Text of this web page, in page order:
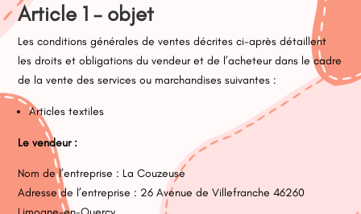
Article 1 – objet
Les conditions générales de ventes décrites ci-après détaillent
les droits et obligations du vendeur et de l’acheteur dans le cadre
de la vente des services ou marchandises suivantes :
Articles textiles
Le vendeur :
Nom de l’entreprise : La Couzeuse
Adresse de l’entreprise : 26 Avenue de Villefranche 46260